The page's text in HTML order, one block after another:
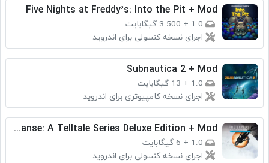
Five Nights at Freddy’s: Into the Pit + Mod
1.0
+ 3.500 گیگابایت
اجرای نسخه کنسولی برای اندروید
Subnautica 2 + Mod
1.0
+ 13 گیگابایت
اجرای نسخه کامپیوتری برای اندروید
The Expanse: A Telltale Series Deluxe Edition + Mod
1.0
+ 6 گیگابایت
اجرای نسخه کنسولی برای اندروید